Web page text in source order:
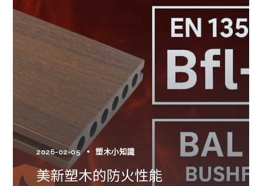
2026-02-05 塑木小知識
美新塑木的防火性能